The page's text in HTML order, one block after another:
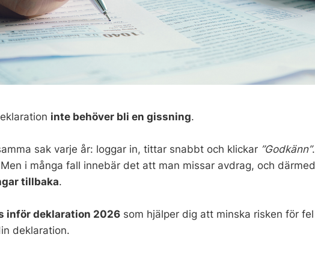
inte behöver bli en gissning.
sak varje år: loggar in, tittar snabbt och klickar ”Godkänn”.
i många fall innebär det att man missar avdrag, och därmed
tillbaka.
inför deklaration 2026 som hjälper dig att minska risken för fel
deklaration.